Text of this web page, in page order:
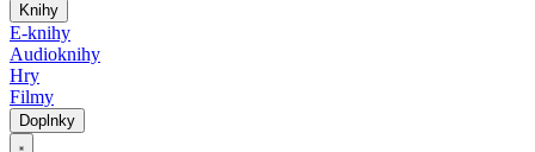
Knihy
E-knihy
Audioknihy
Hry
Filmy
Doplnky